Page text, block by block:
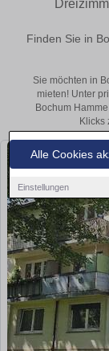
Alle Cookies
Einstellungen
Finden Sie in
Sie möchten in
mieten! Unter
Bochum
Klicks